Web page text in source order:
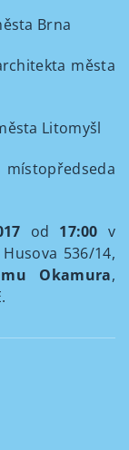
Brna
města
Litomyšl
od 17:00 v
536/14,
Okamura,